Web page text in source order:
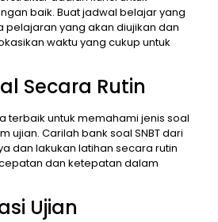
baik. Buat jadwal belajar yang
yang akan diujikan dan
waktu yang cukup untuk
Secara Rutin
terbaik untuk memahami jenis soal
ujian. Carilah bank soal SNBT dari
dan lakukan latihan secara rutin
dan ketepatan dalam
Ujian